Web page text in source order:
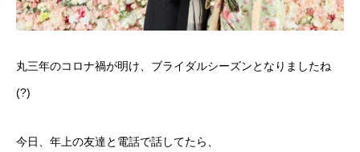
丸三年のコロナ禍が明け、ブライダルシーズンとなりましたね
(?)
今日、年上の友達と電話で話してたら、